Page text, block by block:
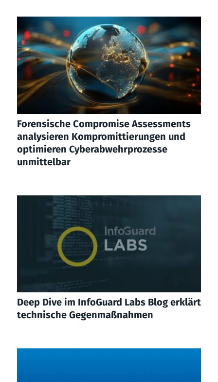
Forensische Compromise Assessments
analysieren Kompromittierungen und
optimieren Cyberabwehrprozesse
unmittelbar
Deep Dive im InfoGuard Labs Blog erklärt
technische Gegenmaßnahmen